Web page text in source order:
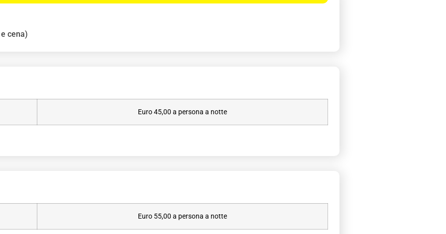
cena)
Euro 45,00 a persona a notte
Euro 55,00 a persona a notte